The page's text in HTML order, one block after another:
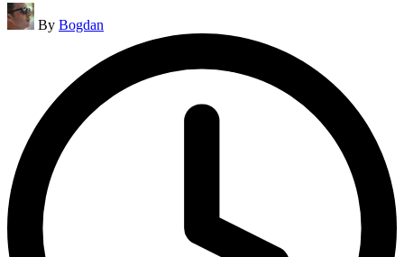
Posted
by
By Bogdan